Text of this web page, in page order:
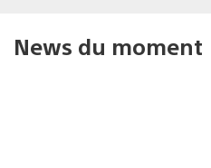
News du moment